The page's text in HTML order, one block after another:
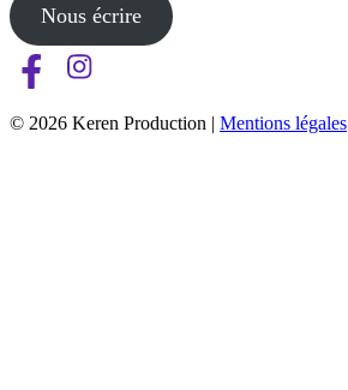
Nous écrire
© 2026 Keren Production | Mentions légales